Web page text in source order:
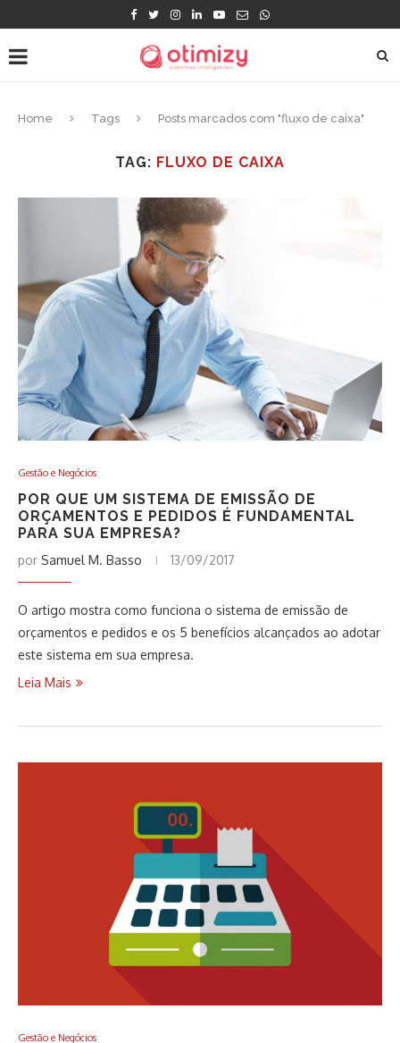
Home Tags Posts marcados com "fluxo de caixa"
TAG: FLUXO DE CAIXA
Gestão e Negócios
POR QUE UM SISTEMA DE EMISSÃO DE
ORÇAMENTOS E PEDIDOS É FUNDAMENTAL
PARA SUA EMPRESA?
por Samuel M. Basso 13/09/2017
O artigo mostra como funciona o sistema de emissão de
orçamentos e pedidos e os 5 benefícios alcançados ao adotar
este sistema em sua empresa.
Leia Mais
Gestão e Negócios